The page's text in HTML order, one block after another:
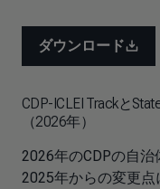
ダウンロード
CDP-ICLEI Trackと
（2026年）
2026年のCDPの自
2025年からの変更